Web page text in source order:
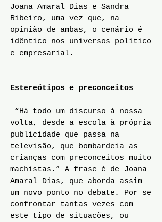
Joana Amaral Dias e Sandra
Ribeiro, uma vez que, na
opinião de ambas, o cenário é
idêntico nos universos político
e empresarial.
Estereótipos e preconceitos
“Há todo um discurso à nossa
volta, desde a escola à própria
publicidade que passa na
televisão, que bombardeia as
crianças com preconceitos muito
machistas.” A frase é de Joana
Amaral Dias, que aborda assim
um novo ponto no debate. Por se
confrontar tantas vezes com
este tipo de situações, ou